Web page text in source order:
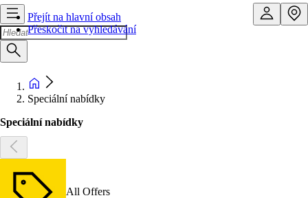
Přejít na hlavní obsah
Přeskočit na vyhledávání
Speciální nabídky
Speciální nabídky
All Offers